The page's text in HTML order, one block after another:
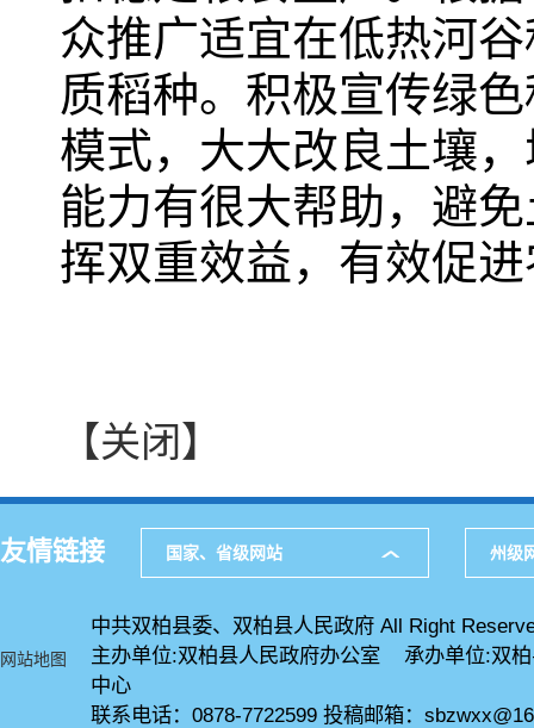
众推广适宜在低热河
质稻种。积极宣传绿
模式，大大改良土壤
能力有很大帮助，避
挥双重效益，有效促
【关闭】
友情链接 国家、省级网站 州级
网站地图
中共双柏县委、双柏县人民政府 All Right
主办单位:双柏县人民政府办公室 承办单位:双
中心
联系电话：0878-7722599 投稿邮箱：